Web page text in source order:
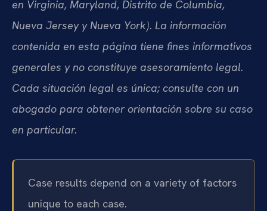
en Virginia, Maryland, Distrito de Columbia,
Nueva Jersey y Nueva York). La información
contenida en esta página tiene fines informativos
generales y no constituye asesoramiento legal.
Cada situación legal es única; consulte con un
abogado para obtener orientación sobre su caso
en particular.
Case results depend on a variety of factors
unique to each case.